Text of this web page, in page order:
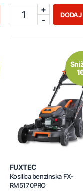
1
+
-
DODAJ
FUXTEC
Kosilica benzinska FX-
RM5170PRO